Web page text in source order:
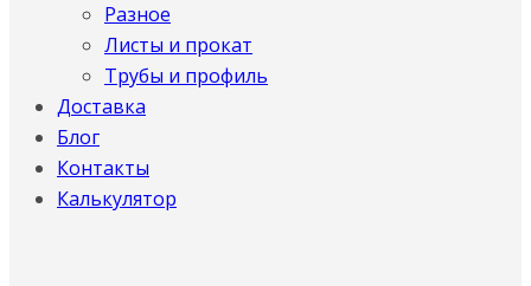
Разное
Листы и прокат
Трубы и профиль
Доставка
Блог
Контакты
Калькулятор